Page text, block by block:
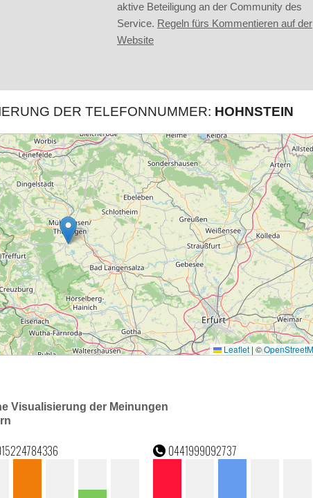
aktive Beteiligung an der Community des
Service. Regeln fürs Kommentieren auf der
Website
DER TELEFONNUMMER: HOHNSTEIN
Visualisierung der Meinungen